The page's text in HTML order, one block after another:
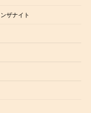
ザナイト